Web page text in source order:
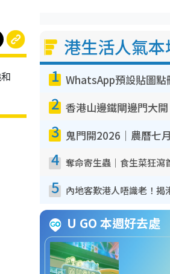
港生活人氣
1
2
3
4
5
U GO 本週好去處